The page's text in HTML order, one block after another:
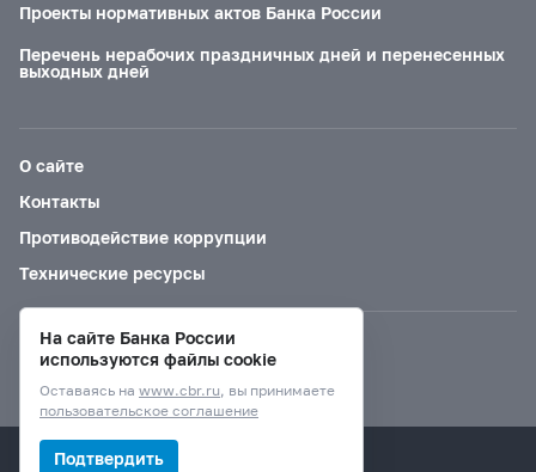
Проекты нормативных актов Банка России
Перечень нерабочих праздничных дней и перенесенных
выходных дней
О сайте
Контакты
Противодействие коррупции
Технические ресурсы
Версия для слабовидящих
© Банк России, 2000–2026.
На сайте Банка России
используются файлы cookie
Оставаясь на www.cbr.ru, вы принимаете
пользовательское соглашение
Подтвердить